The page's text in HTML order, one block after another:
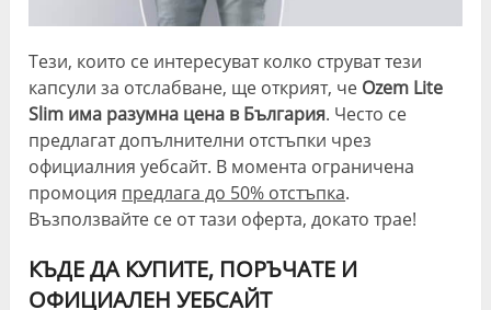
Тези, които се интересуват колко струват тези
капсули за отслабване, ще открият, че Ozem Lite
Slim има разумна цена в България. Често се
предлагат допълнителни отстъпки чрез
официалния уебсайт. В момента ограничена
промоция предлага до 50% отстъпка.
Възползвайте се от тази оферта, докато трае!
КЪДЕ ДА КУПИТЕ, ПОРЪЧАТЕ И
ОФИЦИАЛЕН УЕБСАЙТ